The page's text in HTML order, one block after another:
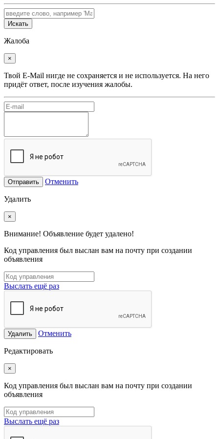
Искать
Жалоба
×
Твой E-Mail нигде не сохраняется и не используется. На него
придёт ответ, после изучения жалобы.
Отправить Отменить
Удалить
×
Внимание! Объявление будет удалено!
Код управления был выслан вам на почту при создании
объявления
Выслать ещё раз
Удалить Отменить
Редактировать
×
Код управления был выслан вам на почту при создании
объявления
Выслать ещё раз